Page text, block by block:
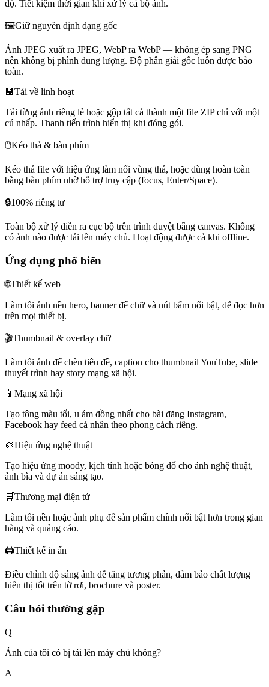
độ. Tiết kiệm thời gian khi xử lý cả bộ ảnh.
🖼️Giữ nguyên định dạng gốc
Ảnh JPEG xuất ra JPEG, WebP ra WebP — không ép sang PNG
nên không bị phình dung lượng. Độ phân giải gốc luôn được bảo
toàn.
💾Tải về linh hoạt
Tải từng ảnh riêng lẻ hoặc gộp tất cả thành một file ZIP chỉ với một
cú nhấp. Thanh tiến trình hiển thị khi đóng gói.
🖱️Kéo thả & bàn phím
Kéo thả file với hiệu ứng làm nổi vùng thả, hoặc dùng hoàn toàn
bằng bàn phím nhờ hỗ trợ truy cập (focus, Enter/Space).
🔒100% riêng tư
Toàn bộ xử lý diễn ra cục bộ trên trình duyệt bằng canvas. Không
có ảnh nào được tải lên máy chủ. Hoạt động được cả khi offline.
Ứng dụng phổ biến
🌐Thiết kế web
Làm tối ảnh nền hero, banner để chữ và nút bấm nổi bật, dễ đọc hơn
trên mọi thiết bị.
🎬Thumbnail & overlay chữ
Làm tối ảnh để chèn tiêu đề, caption cho thumbnail YouTube, slide
thuyết trình hay story mạng xã hội.
📱 Mạng xã hội
Tạo tông màu tối, u ám đồng nhất cho bài đăng Instagram,
Facebook hay feed cá nhân theo phong cách riêng.
🎨Hiệu ứng nghệ thuật
Tạo hiệu ứng moody, kịch tính hoặc bóng đổ cho ảnh nghệ thuật,
ảnh bìa và dự án sáng tạo.
🛒Thương mại điện tử
Làm tối nền hoặc ảnh phụ để sản phẩm chính nổi bật hơn trong gian
hàng và quảng cáo.
🖨️Thiết kế in ấn
Điều chỉnh độ sáng ảnh để tăng tương phản, đảm bảo chất lượng
hiển thị tốt trên tờ rơi, brochure và poster.
Câu hỏi thường gặp
Q
Ảnh của tôi có bị tải lên máy chủ không?
A